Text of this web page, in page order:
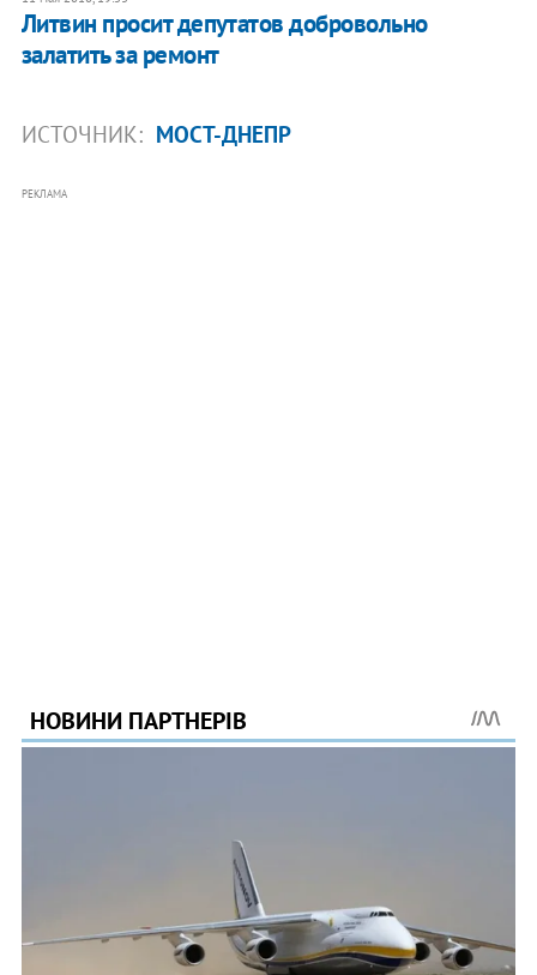
Литвин просит депутатов добровольно
залатить за ремонт
ИСТОЧНИК: МОСТ-ДНЕПР
РЕКЛАМА